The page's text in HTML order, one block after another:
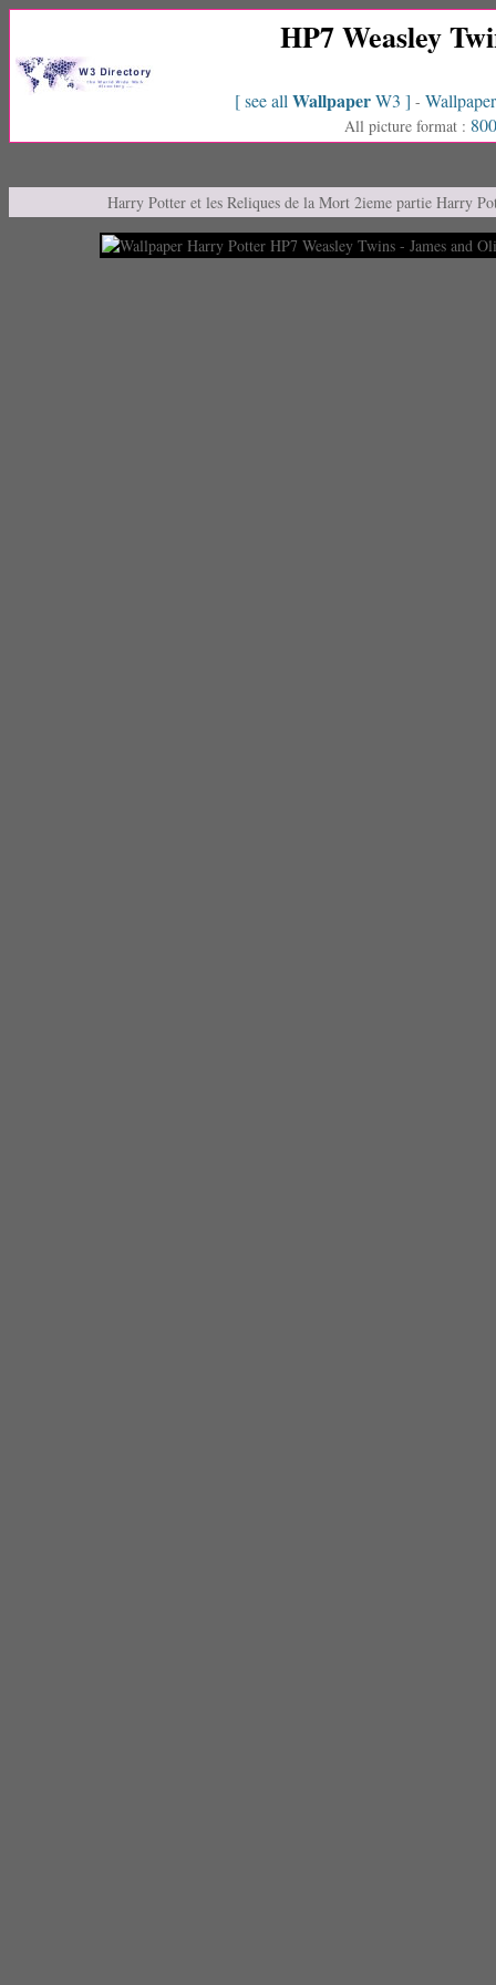
HP7 Weasley
[ see all WallpaperW3 ] -
All picture format :
Harry Potter et les Reliques de la Mort 2ieme partie Harry